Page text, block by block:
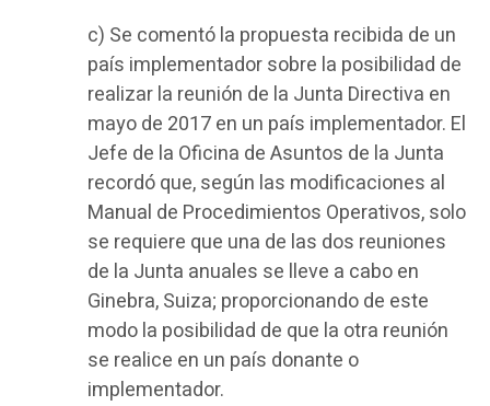
c) Se comentó la propuesta recibida de un
país implementador sobre la posibilidad de
realizar la reunión de la Junta Directiva en
mayo de 2017 en un país implementador. El
Jefe de la Oficina de Asuntos de la Junta
recordó que, según las modificaciones al
Manual de Procedimientos Operativos, solo
se requiere que una de las dos reuniones
de la Junta anuales se lleve a cabo en
Ginebra, Suiza; proporcionando de este
modo la posibilidad de que la otra reunión
se realice en un país donante o
implementador.